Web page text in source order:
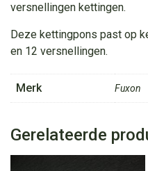
Kette
8/9/10/11/12
Versnelling
aantal
versnellingen kettingen.
Deze kettingpons past op
en 12 versnellingen.
Merk Fuxon
Gerelateerde